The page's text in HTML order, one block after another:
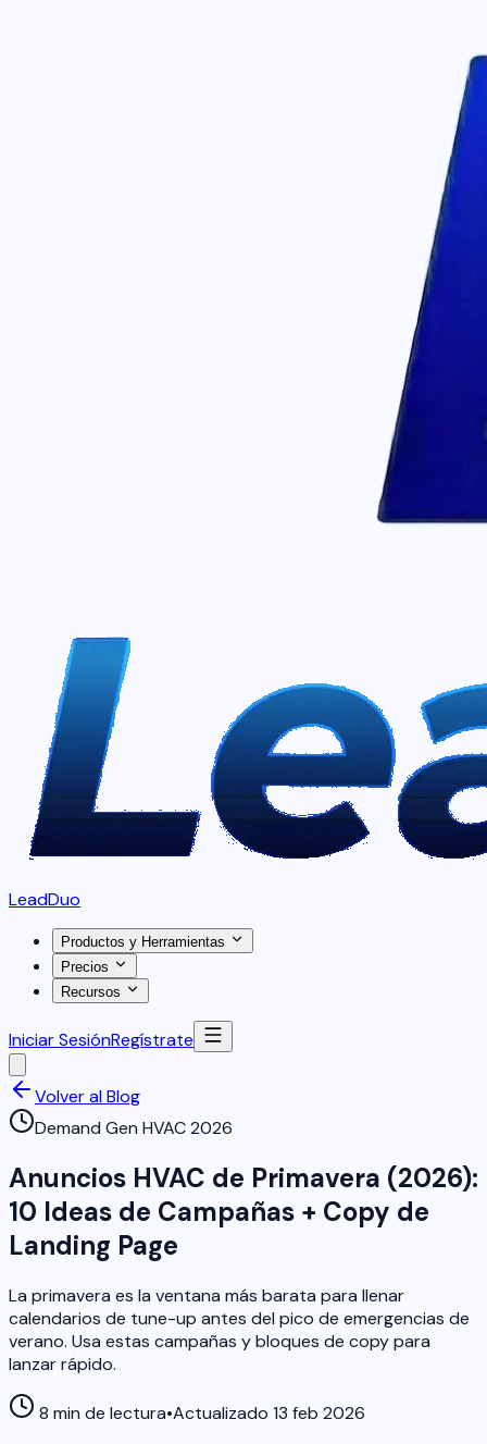
LeadDuo
Productos y Herramientas
Precios
Recursos
Iniciar SesiónRegístrate
Volver al Blog
Demand Gen HVAC 2026
Anuncios HVAC de Primavera (2026):
10 Ideas de Campañas + Copy de
Landing Page
La primavera es la ventana más barata para llenar
calendarios de tune-up antes del pico de emergencias de
verano. Usa estas campañas y bloques de copy para
lanzar rápido.
8 min de lectura•Actualizado 13 feb 2026